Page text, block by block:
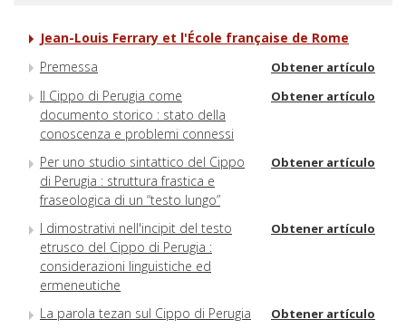
Jean-Louis Ferrary et l'École française de Rome
Premessa
Obtener artículo
Il Cippo di Perugia come
documento storico : stato della
conoscenza e problemi connessi
Obtener artículo
Per uno studio sintattico del Cippo
di Perugia : struttura frastica e
fraseologica di un “testo lungo”
Obtener artículo
I dimostrativi nell'incipit del testo
etrusco del Cippo di Perugia :
considerazioni linguistiche ed
ermeneutiche
Obtener artículo
La parola tezan sul Cippo di Perugia Obtener artículo